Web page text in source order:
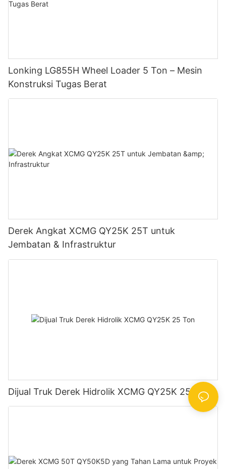
Lonking LG855H Wheel Loader 5 Ton – Mesin
Konstruksi Tugas Berat
Derek Angkat XCMG QY25K 25T untuk
Jembatan & Infrastruktur
Dijual Truk Derek Hidrolik XCMG QY25K 25 Ton